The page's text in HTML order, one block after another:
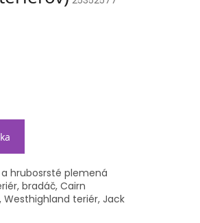
hrubosrsté plemená
bradáč, Cairn
Westhighland teriér, Jack